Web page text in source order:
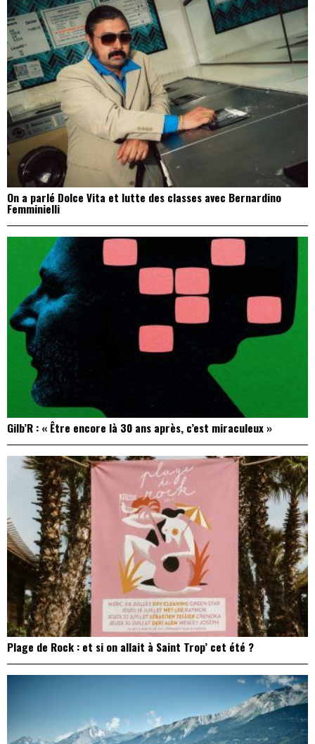
On a parlé Dolce Vita et lutte des classes avec Bernardino
Femminielli
Gilb’R : « Être encore là 30 ans après, c’est miraculeux »
Plage de Rock : et si on allait à Saint Trop’ cet été ?